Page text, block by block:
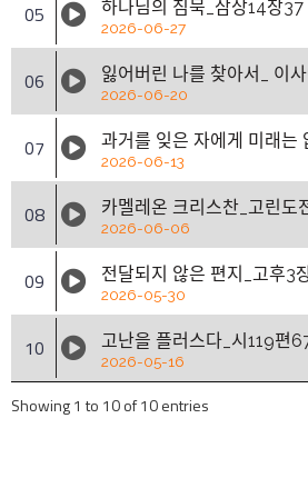
05 하나님의 침묵_삼상14장37
2026-06-27
06 잃어버린 나를 찾아서_
2026-06-20
07 과거를 잊은 자에게
2026-06-13
08 카멜레온
2026-06-06
09 전달되지 않은
2026-05-30
10 고난을
2026-05-16
Showing 1 to 10 of 10 entries